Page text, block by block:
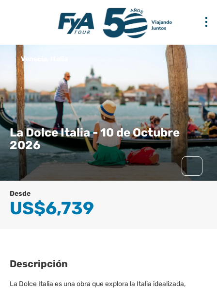
La Dolce Italia - 10 de Octubre
2026
Venecia, Italia
Desde
US$6,739
Descripción
La Dolce Italia es una obra que explora la Italia idealizada,